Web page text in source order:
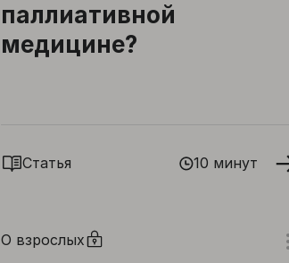
паллиативной
медицине?
Статья 10 минут
О взрослых